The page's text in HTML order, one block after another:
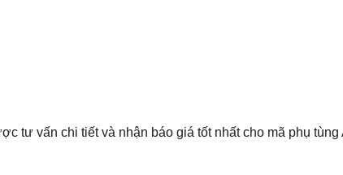
tư vấn chi tiết và nhận báo giá tốt nhất cho mã phụ